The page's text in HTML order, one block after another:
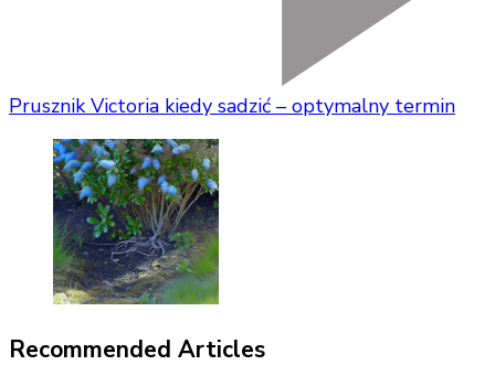
Prusznik Victoria kiedy sadzić – optymalny termin
Recommended Articles